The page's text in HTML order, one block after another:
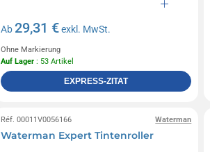
Ab29,31 €exkl. MwSt.
Ohne Markierung
Auf Lager: 53 Artikel
EXPRESS-ZITAT
Waterman
Réf. 00011V0056166
Waterman Expert Tintenroller